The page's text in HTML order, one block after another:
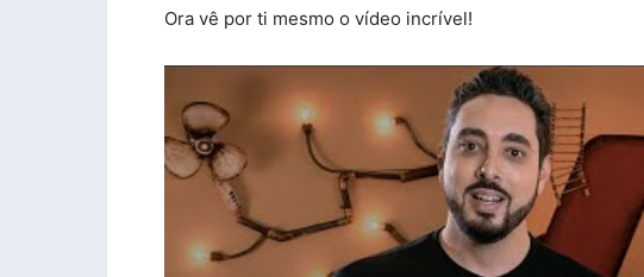
Ora vê por ti mesmo o vídeo incrível!